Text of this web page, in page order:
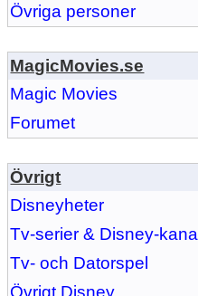
Övriga personer
MagicMovies.se
Magic Movies
Forumet
Övrigt
Disneyheter
Tv-serier & Disney-
Tv- och Datorspel
Övrigt Disney